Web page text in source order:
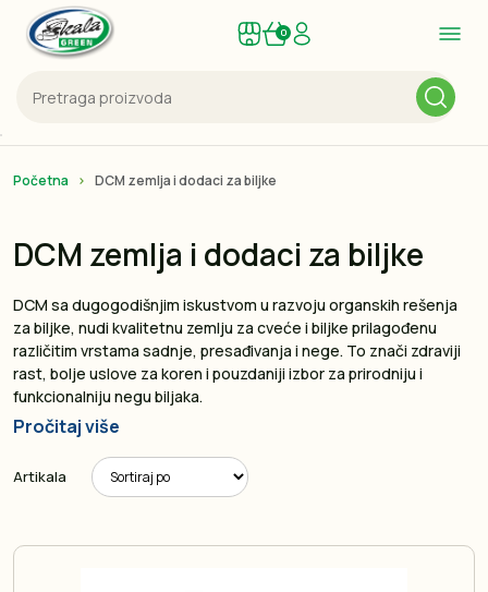
0
Početna DCM zemlja i dodaci za biljke
DCM zemlja i dodaci za biljke
DCM sa dugogodišnjim iskustvom u razvoju organskih rešenja
za biljke, nudi kvalitetnu zemlju za cveće i biljke prilagođenu
različitim vrstama sadnje, presađivanja i nege. To znači zdraviji
rast, bolje uslove za koren i pouzdaniji izbor za prirodniju i
funkcionalniju negu biljaka.
Pročitaj više
Artikala